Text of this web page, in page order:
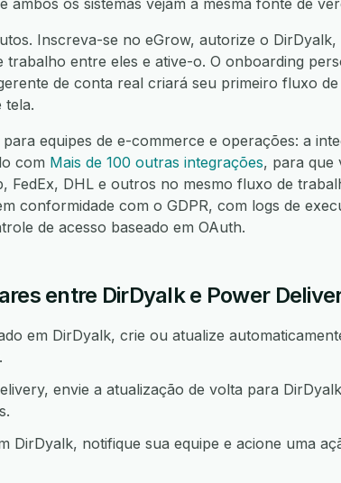
ambos os sistemas vejam a mesma fonte de
Inscreva-se no eGrow, autorize o
entre eles e ative-o. O onboarding
de conta real criará seu primeiro fluxo
tela.
equipes de e-commerce e operações: a
com Mais de 100 outras integrações, para que
FedEx, DHL e outros no mesmo fluxo de
conformidade com o GDPR, com logs de
de acesso baseado em OAuth.
entre DirDyalk e Power
em DirDyalk, crie ou atualize
envie a atualização de volta para
DirDyalk, notifique sua equipe e acione uma